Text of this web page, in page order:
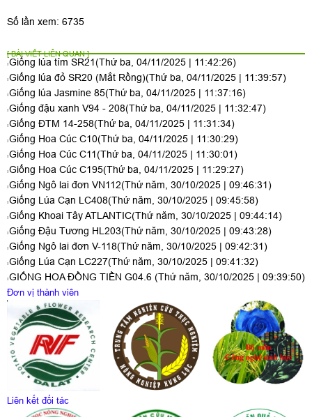
Số lần xem: 6735
[ BÀI VIẾT LIÊN QUAN ]
Giống lúa tím SR21(Thứ ba, 04/11/2025 | 11:42:26)
Giống lúa đỏ SR20 (Mắt Rồng)(Thứ ba, 04/11/2025 | 11:39:57)
Giống lúa Jasmine 85(Thứ ba, 04/11/2025 | 11:37:16)
Giống đậu xanh V94 - 208(Thứ ba, 04/11/2025 | 11:32:47)
Giống ĐTM 14-258(Thứ ba, 04/11/2025 | 11:31:34)
Giống Hoa Cúc C10(Thứ ba, 04/11/2025 | 11:30:29)
Giống Hoa Cúc C11(Thứ ba, 04/11/2025 | 11:30:01)
Giống Hoa Cúc C195(Thứ ba, 04/11/2025 | 11:29:27)
Giống Ngô lai đơn VN112(Thứ năm, 30/10/2025 | 09:46:31)
Giống Lúa Cạn LC408(Thứ năm, 30/10/2025 | 09:45:58)
Giống Khoai Tây ATLANTIC(Thứ năm, 30/10/2025 | 09:44:14)
Giống Đậu Tương HL203(Thứ năm, 30/10/2025 | 09:43:28)
Giống Ngô lai đơn V-118(Thứ năm, 30/10/2025 | 09:42:31)
Giống Lúa Cạn LC227(Thứ năm, 30/10/2025 | 09:41:32)
GIỐNG HOA ĐỒNG TIỀN G04.6 (Thứ năm, 30/10/2025 | 09:39:50)
Đơn vị thành viên
Liên kết đối tác